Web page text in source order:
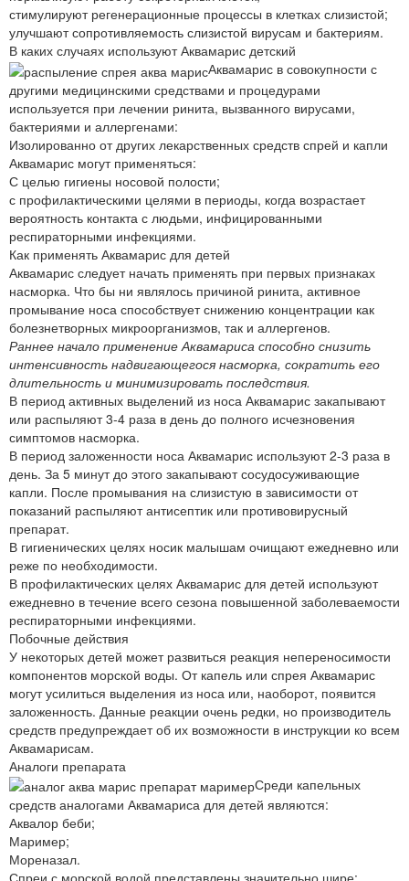
стимулируют регенерационные процессы в клетках слизистой;
улучшают сопротивляемость слизистой вирусам и бактериям.
В каких случаях используют Аквамарис детский
Аквамарис в совокупности с
другими медицинскими средствами и процедурами
используется при лечении ринита, вызванного вирусами,
бактериями и аллергенами:
Изолированно от других лекарственных средств спрей и капли
Аквамарис могут применяться:
С целью гигиены носовой полости;
с профилактическими целями в периоды, когда возрастает
вероятность контакта с людьми, инфицированными
респираторными инфекциями.
Как применять Аквамарис для детей
Аквамарис следует начать применять при первых признаках
насморка. Что бы ни являлось причиной ринита, активное
промывание носа способствует снижению концентрации как
болезнетворных микроорганизмов, так и аллергенов.
Раннее начало применение Аквамариса способно снизить
интенсивность надвигающегося насморка, сократить его
длительность и минимизировать последствия.
В период активных выделений из носа Аквамарис закапывают
или распыляют 3-4 раза в день до полного исчезновения
симптомов насморка.
В период заложенности носа Аквамарис используют 2-3 раза в
день. За 5 минут до этого закапывают сосудосуживающие
капли. После промывания на слизистую в зависимости от
показаний распыляют антисептик или противовирусный
препарат.
В гигиенических целях носик малышам очищают ежедневно или
реже по необходимости.
В профилактических целях Аквамарис для детей используют
ежедневно в течение всего сезона повышенной заболеваемости
респираторными инфекциями.
Побочные действия
У некоторых детей может развиться реакция непереносимости
компонентов морской воды. От капель или спрея Аквамарис
могут усилиться выделения из носа или, наоборот, появится
заложенность. Данные реакции очень редки, но производитель
средств предупреждает об их возможности в инструкции ко всем
Аквамарисам.
Аналоги препарата
Среди капельных
средств аналогами Аквамариса для детей являются:
Аквалор беби;
Маример;
Мореназал.
Спреи с морской водой представлены значительно шире: